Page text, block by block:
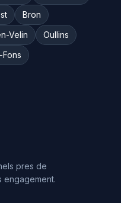
Bron
Velin
Oullins
Fons
pres de
engagement.